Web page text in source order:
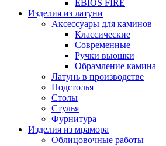
EBIOS FIRE
Изделия из латуни
Аксессуары для каминов
Классические
Современные
Ручки вьюшки
Обрамление камина
Латунь в производстве
Подстолья
Столы
Стулья
Фурнитура
Изделия из мрамора
Облицовочные работы